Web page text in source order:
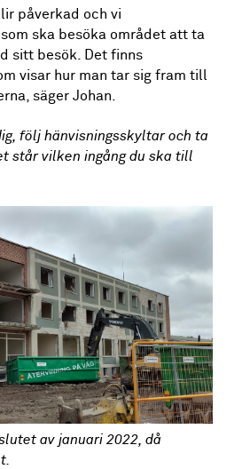
påverkad och vi
ska besöka området att ta
sitt besök. Det finns
visar hur man tar sig fram till
säger Johan.
följ hänvisningsskyltar och ta
står vilken ingång du ska till
av januari 2022, då